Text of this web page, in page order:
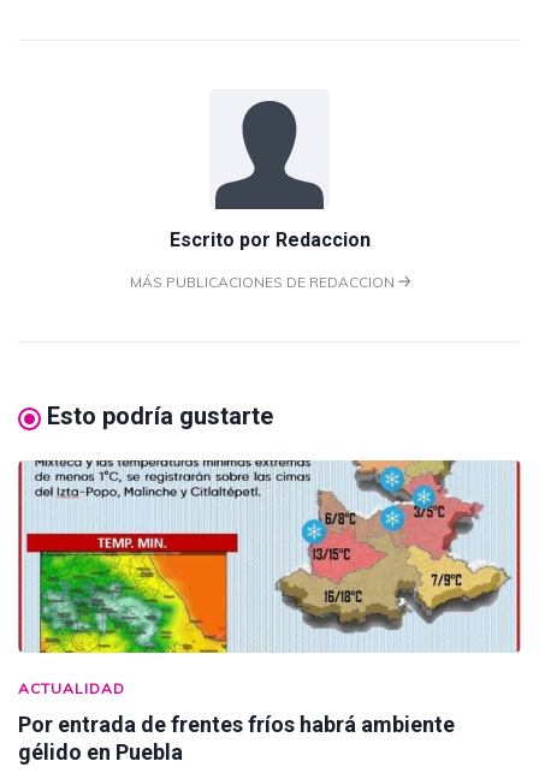
Escrito por Redaccion
MÁS PUBLICACIONES DE REDACCION
Esto podría gustarte
ACTUALIDAD
Por entrada de frentes fríos habrá ambiente
gélido en Puebla